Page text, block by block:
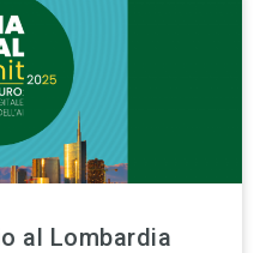
al Lombardia